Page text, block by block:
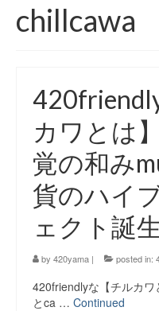
420 shibuya_info
420 shibuya_shop
About:FOUR
YouTube:420shibuya
420 Blog Full
www.h4wp.com
420friendly 通販
chillcawa
カワとは
覚の和み
貨のハイ
ェクト誕
by 420yama | posted in:
420friendlyな【チルカ
とca … Continued